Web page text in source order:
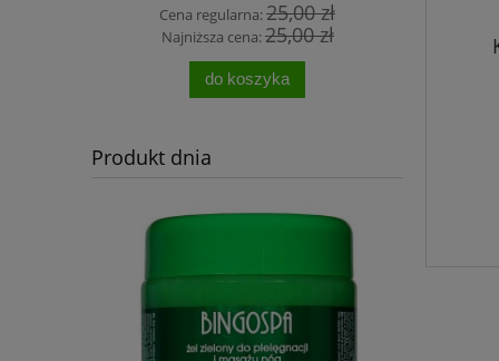
Cena regularna:25,00 zł
Najniższa cena:25,00 zł
do koszyka
Produkt dnia